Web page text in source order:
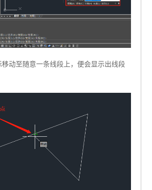
移动至随意一条线段上，便会显示出线段